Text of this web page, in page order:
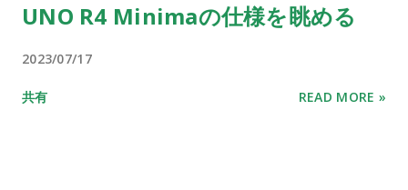
UNO R4 Minimaの仕様を眺める
2023/07/17
共有 READ MORE »